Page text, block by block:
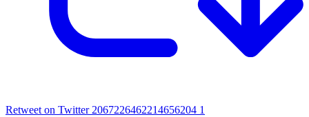
Retweet on Twitter 2067226462214656204 1